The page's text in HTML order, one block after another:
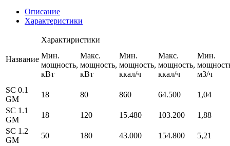
Описание
Характеристики
Название
Характиристики
Мин.
мощность,
кВт
Макс.
мощность,
кВт
Мин.
мощность,
ккал/ч
Макс.
мощность,
ккал/ч
Мин.
м3/ч
SC 0.1
GM
18 80 860 64.500
1,04
SC 1.1
GM
18 120 15.480 103.200
1,88
SC 1.2
GM
50 180 43.000 154.800
5,21